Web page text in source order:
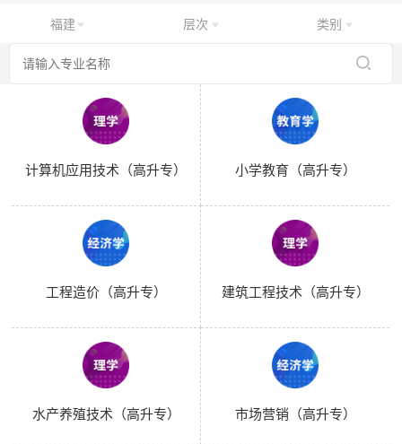
福建 层次 类别
计算机应用技术（高升专） 小学教育（高升专）
工程造价（高升专） 建筑工程技术（高升专）
水产养殖技术（高升专） 市场营销（高升专）